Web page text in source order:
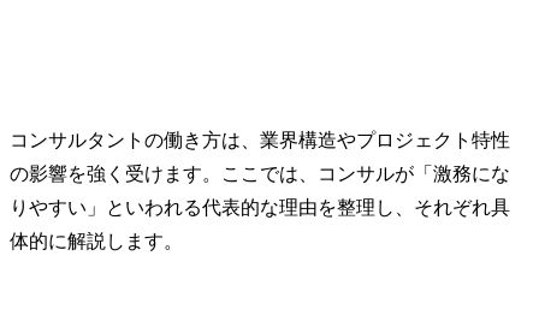
コンサルタントの働き方は、業界構造やプロジェクト特性
の影響を強く受けます。ここでは、コンサルが「激務にな
りやすい」といわれる代表的な理由を整理し、それぞれ具
体的に解説します。